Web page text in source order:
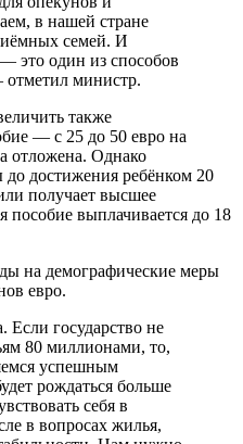
в нашей стране
семей. И
это один из способов
министр.
также
— с 25 до 50 евро на
отложена. Однако
достижения ребёнком 20
получает высшее
пособие выплачивается до 18
на демографические меры
евро.
государство не
80 миллионами, то,
успешным
рождаться больше
себя в
в вопросах жилья,